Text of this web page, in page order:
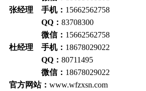
张经理 手机： 15662562758
QQ： 83708300
微信： 15662562758
杜经理 手机： 18678029022
QQ： 80711495
微信： 18678029022
官方网站： www.wfzxsn.com